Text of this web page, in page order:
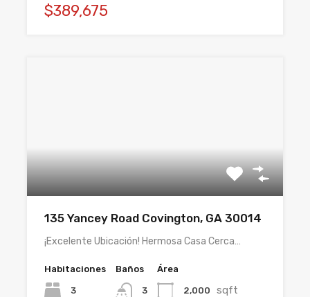
$389,675
135 Yancey Road Covington, GA 30014
¡Excelente Ubicación! Hermosa Casa Cerca…
Habitaciones
3
Baños
3
Área
2,000 sqft